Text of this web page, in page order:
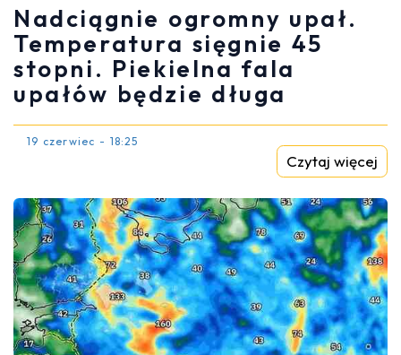
Nadciągnie ogromny upał.
Temperatura sięgnie 45
stopni. Piekielna fala
upałów będzie długa
19 czerwiec - 18:25
Czytaj więcej